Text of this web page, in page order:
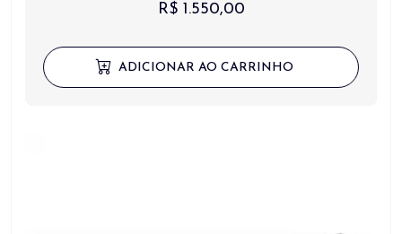
R$1.550,00
ADICIONAR AO CARRINHO